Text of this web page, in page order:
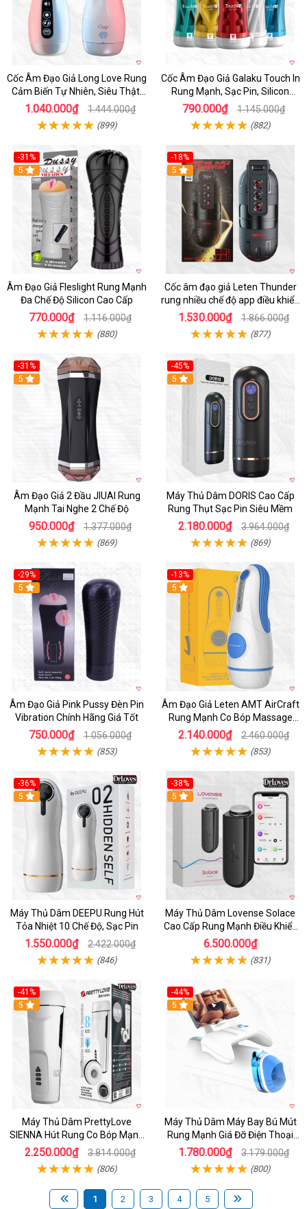
Cốc Âm Đạo Giả Long Love Rung
Cảm Biến Tự Nhiên, Siêu Thật,
Sướng
1.040.000₫ 1.444.000₫
(899)
Cốc Âm Đạo Giả Galaku Touch In
Rung Mạnh, Sạc Pin, Silicon
Mềm
790.000₫ 1.145.000₫
(882)
-31%
5
Âm Đạo Giả Fleslight Rung Mạnh
Đa Chế Độ Silicon Cao Cấp
770.000₫ 1.116.000₫
(880)
-18%
5
Cốc âm đạo giả Leten Thunder
rung nhiều chế độ app điều khiển
tiện lợi
1.530.000₫ 1.866.000₫
(877)
-31%
5
Âm Đạo Giả 2 Đầu JIUAI Rung
Mạnh Tai Nghe 2 Chế Độ
950.000₫ 1.377.000₫
(869)
-45%
Hot
5
Máy Thủ Dâm DORIS Cao Cấp
Rung Thụt Sạc Pin Siêu Mềm
2.180.000₫ 3.964.000₫
(869)
-29%
5
Âm Đạo Giả Pink Pussy Đèn Pin
Vibration Chính Hãng Giá Tốt
750.000₫ 1.056.000₫
(853)
-13%
5
Âm Đạo Giả Leten AMT AirCraft
Rung Mạnh Co Bóp Massage
Êm Ái
2.140.000₫ 2.460.000₫
(853)
-36%
Hot
5
Máy Thủ Dâm DEEPU Rung Hút
Tỏa Nhiệt 10 Chế Độ, Sạc Pin
1.550.000₫ 2.422.000₫
(846)
-38%
Hot
5
Máy Thủ Dâm Lovense Solace
Cao Cấp Rung Mạnh Điều Khiển
App
6.500.000₫
(831)
-41%
Hot
5
Máy Thủ Dâm PrettyLove
SIENNA Hút Rung Co Bóp Mạnh
Mẽ Nam
2.250.000₫ 3.814.000₫
(806)
-44%
Hot
5
Máy Thủ Dâm Máy Bay Bú Mút
Rung Mạnh Giá Đỡ Điện Thoại
Chính Hãng
1.780.000₫ 3.179.000₫
(800)
1 2 3 4 5